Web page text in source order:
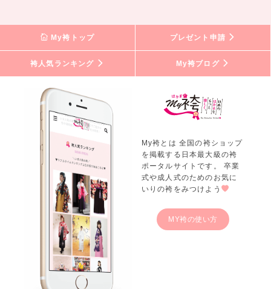
My袴トップ プレゼント申請
袴人気ランキング My袴ブログ
My袴とは 全国の袴ショップ
を掲載する日本最大級の袴
ポータルサイトです。 卒業
式や成人式のためのお気に
いりの袴をみつけよう
MY袴の使い方